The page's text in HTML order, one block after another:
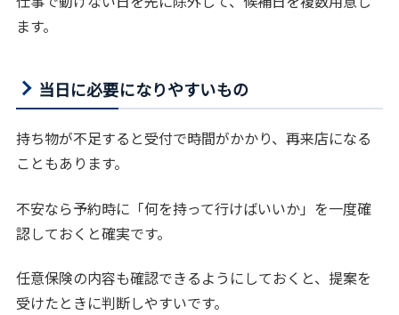
ます。
当日に必要になりやすいもの
持ち物が不足すると受付で時間がかかり、再来店になる
こともあります。
不安なら予約時に「何を持って行けばいいか」を一度確
認しておくと確実です。
任意保険の内容も確認できるようにしておくと、提案を
受けたときに判断しやすいです。